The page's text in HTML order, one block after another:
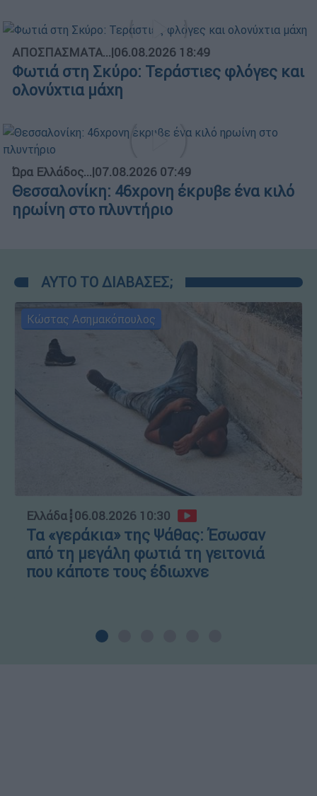
ΑΠΟΣΠΑΣΜΑΤΑ...|06.08.2026 18:49
Φωτιά στη Σκύρο: Τεράστιες φλόγες και
ολονύχτια μάχη
Ώρα Ελλάδος...|07.08.2026 07:49
Θεσσαλονίκη: 46χρονη έκρυβε ένα κιλό
ηρωίνη στο πλυντήριο
ΑΥΤΟ ΤΟ ΔΙΑΒΑΣΕΣ;
Κώστας Ασημακόπουλος
Ελλάδα┋06.08.2026 10:30
Τα «γεράκια» της Ψάθας: Έσωσαν
από τη μεγάλη φωτιά τη γειτονιά
που κάποτε τους έδιωχνε